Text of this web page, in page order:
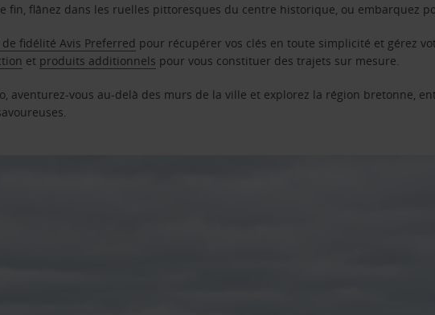
fin, flânez dans les ruelles pittoresques du centre historique, ou embarquez
fidélité Avis Preferred pour récupérer vos clés en toute simplicité et gérez
et produits additionnels pour vous constituer des trajets sur mesure.
aventurez-vous au-delà des murs de la ville et explorez la région bretonne,